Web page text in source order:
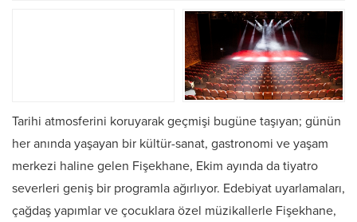
Tarihi atmosferini koruyarak geçmişi bugüne taşıyan; günün
her anında yaşayan bir kültür-sanat, gastronomi ve yaşam
merkezi haline gelen Fişekhane, Ekim ayında da tiyatro
severleri geniş bir programla ağırlıyor. Edebiyat uyarlamaları,
çağdaş yapımlar ve çocuklara özel müzikallerle Fişekhane,